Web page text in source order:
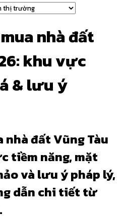
nhà đất
khu vực
& lưu ý
nhà đất Vũng Tàu
tiềm năng, mặt
và lưu ý pháp lý,
dẫn chi tiết từ